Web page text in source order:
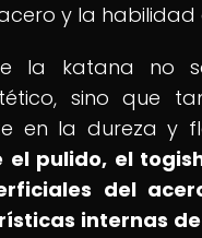
y la habilidad
la katana no
sino que
en la dureza y
el pulido, el
del
internas